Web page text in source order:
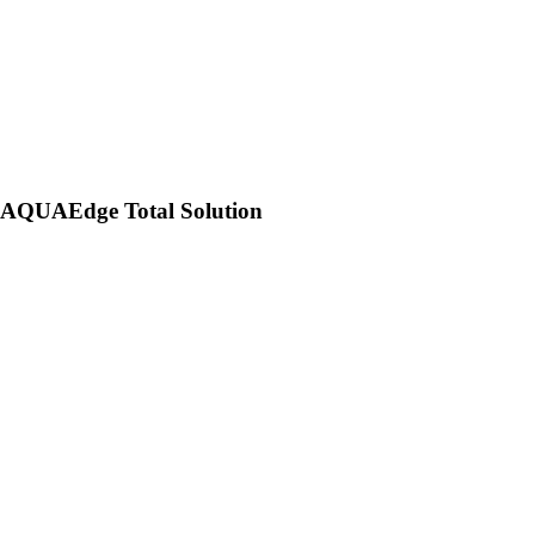
AQUAEdge Total Solution